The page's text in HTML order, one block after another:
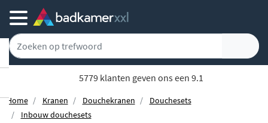
5779 klanten geven ons een 9.1
Home Kranen Douchekranen
Douchesets
Inbouw douchesets